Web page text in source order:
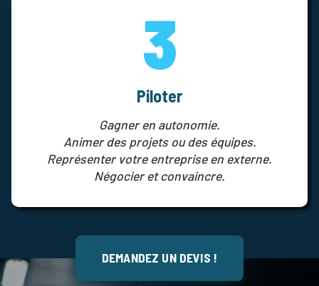
3
Piloter
Gagner en autonomie.
Animer des projets ou des équipes.
Représenter votre entreprise en externe.
Négocier et convaincre.
DEMANDEZ UN DEVIS !